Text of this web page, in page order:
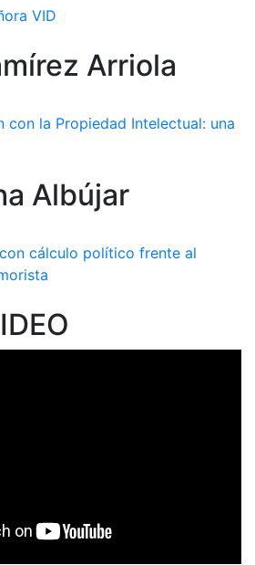
VID
Arriola
con la Propiedad Intelectual: una
Albújar
cálculo político frente al